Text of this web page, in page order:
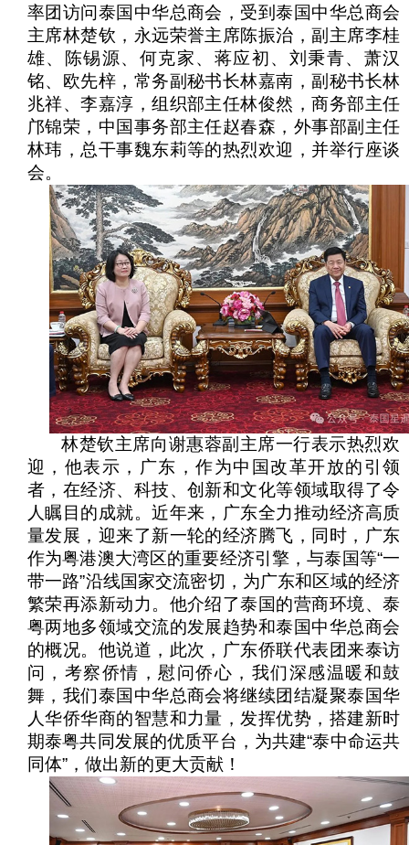
率团访问泰国中华总商会，受到泰国中华总商会
主席林楚钦，永远荣誉主席陈振治，副主席李桂
雄、陈锡源、何克家、蒋应初、刘秉青、萧汉
铭、欧先梓，常务副秘书长林嘉南，副秘书长林
兆祥、李嘉淳，组织部主任林俊然，商务部主任
邝锦荣，中国事务部主任赵春森，外事部副主任
林玮，总干事魏东莉等的热烈欢迎，并举行座谈
会。
林楚钦主席向谢惠蓉副主席一行表示热烈欢
迎，他表示，广东，作为中国改革开放的引领
者，在经济、科技、创新和文化等领域取得了令
人瞩目的成就。近年来，广东全力推动经济高质
量发展，迎来了新一轮的经济腾飞，同时，广东
作为粤港澳大湾区的重要经济引擎，与泰国等“一
带一路”沿线国家交流密切，为广东和区域的经济
繁荣再添新动力。他介绍了泰国的营商环境、泰
粤两地多领域交流的发展趋势和泰国中华总商会
的概况。他说道，此次，广东侨联代表团来泰访
问，考察侨情，慰问侨心，我们深感温暖和鼓
舞，我们泰国中华总商会将继续团结凝聚泰国华
人华侨华商的智慧和力量，发挥优势，搭建新时
期泰粤共同发展的优质平台，为共建“泰中命运共
同体”，做出新的更大贡献！